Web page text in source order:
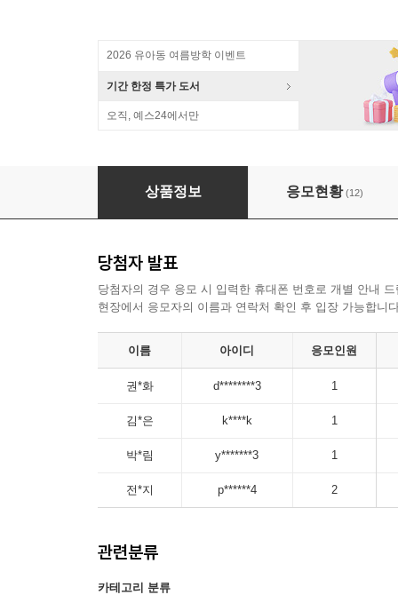
2026 유아동 여름방학 이벤트
기간 한정 특가 도서
오직, 예스24에서만
『첫째 아이 마음 아프지 않게, 둘째 아이 마음
상품정보 응모현황 (12)
당첨자 발표
당첨자의 경우 응모 시 입력한 휴대폰 번호로 개별 안내
현장에서 응모자의 이름과 연락처 확인 후 입장 가능합니
이름 아이디 응모인원
권*화 d********3 1
김*은 k****k 1
박*림 y*******3 1
전*지 p******4 2
관련분류
카테고리 분류